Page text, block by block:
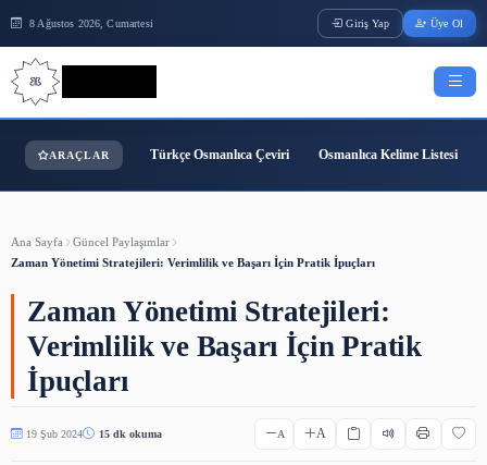
8 Ağustos 2026, Cumartesi Giriş Yap
Bilgi Bilimi
Zaman Yönetimi Stratejileri: Verimlilik ve Başarı İçin Pratik İpuçları
Zaman Yönetimi Stratejileri:
Verimlilik ve Başarı İçin
İpuçları